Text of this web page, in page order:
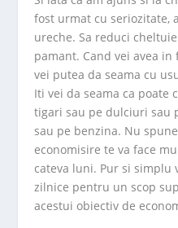
fost urmat cu seriozitate,
ureche. Sa reduci
pamant. Cand vei avea
vei putea da seama cu
Iti vei da seama ca poate
tigari sau pe dulciuri sau
sau pe benzina. Nu
economisire te va face
cateva luni. Pur si
zilnice pentru un scop
acestui obiectiv de